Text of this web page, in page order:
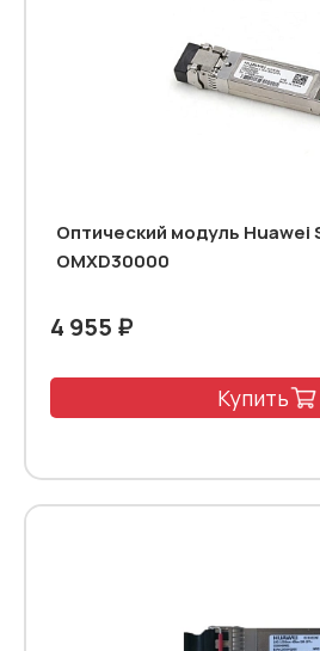
Оптический модуль Huawei
OMXD30000
4 955 ₽
Купить